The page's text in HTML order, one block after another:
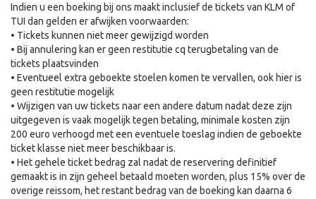
Indien u een boeking bij ons maakt inclusief de tickets van KLM of
TUI dan gelden er afwijken voorwaarden:
• Tickets kunnen niet meer gewijzigd worden
• Bij annulering kan er geen restitutie cq terugbetaling van de
tickets plaatsvinden
• Eventueel extra geboekte stoelen komen te vervallen, ook hier is
geen restitutie mogelijk
• Wijzigen van uw tickets naar een andere datum nadat deze zijn
uitgegeven is vaak mogelijk tegen betaling, minimale kosten zijn
200 euro verhoogd met een eventuele toeslag indien de geboekte
ticket klasse niet meer beschikbaar is.
• Het gehele ticket bedrag zal nadat de reservering definitief
gemaakt is in zijn geheel betaald moeten worden, plus 15% over de
overige reissom, het restant bedrag van de boeking kan daarna 6